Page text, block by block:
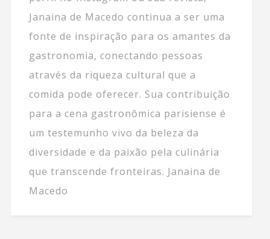
Janaina de Macedo continua a ser uma
fonte de inspiração para os amantes da
gastronomia, conectando pessoas
através da riqueza cultural que a
comida pode oferecer. Sua contribuição
para a cena gastronômica parisiense é
um testemunho vivo da beleza da
diversidade e da paixão pela culinária
que transcende fronteiras. Janaina de
Macedo